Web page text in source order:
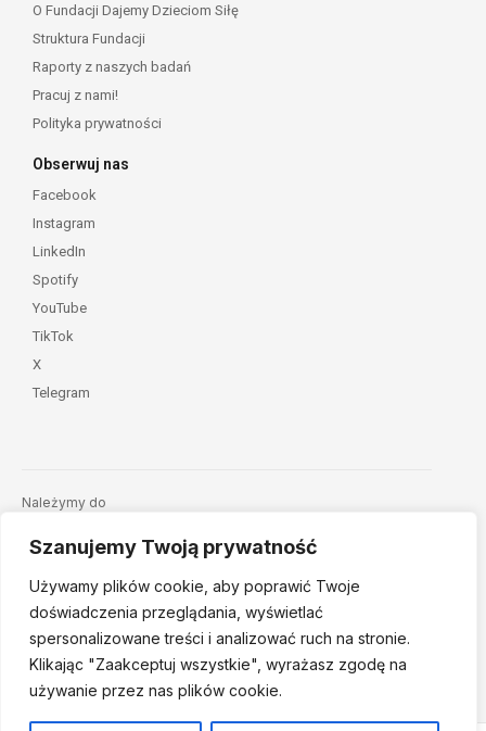
Szanujemy Twoją prywatność
Używamy plików cookie, aby poprawić Twoje
doświadczenia przeglądania, wyświetlać
spersonalizowane treści i analizować ruch na stronie.
Klikając "Zaakceptuj wszystkie", wyrażasz zgodę na
używanie przez nas plików cookie.
O Fundacji Dajemy Dzieciom Siłę
Struktura Fundacji
Raporty z naszych badań
Pracuj z nami!
Polityka prywatności
Obserwuj nas
Facebook
Instagram
LinkedIn
Spotify
YouTube
TikTok
X
Telegram
Należymy do
© 2026 Fundacja Dajemy Dzieciom Siłę • Projekt: nordmind.pl